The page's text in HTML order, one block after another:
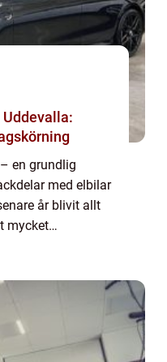
en grundlig
med elbilar
år blivit allt
mycket